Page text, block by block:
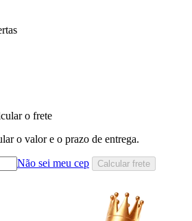
o frete
o valor e o prazo de entrega.
Não sei meu cep Calcular frete